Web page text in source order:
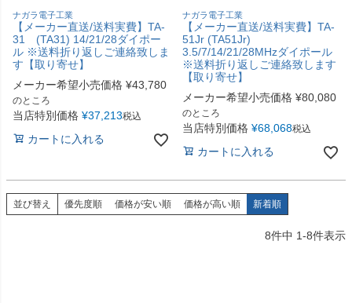
ナガラ電子工業
【メーカー直送/送料実費】TA-
31 (TA31) 14/21/28ダイポー
ル ※送料折り返しご連絡致しま
す【取り寄せ】
メーカー希望小売価格 ¥43,780
のところ
当店特別価格 ¥37,213税込
カートに入れる
ナガラ電子工業
【メーカー直送/送料実費】TA-
51Jr (TA51Jr)
3.5/7/14/21/28MHzダイポール
※送料折り返しご連絡致します
【取り寄せ】
メーカー希望小売価格 ¥80,080
のところ
当店特別価格 ¥68,068税込
カートに入れる
並び替え 優先度順 価格が安い順 価格が高い順 新着順
8件中 1-8件表示